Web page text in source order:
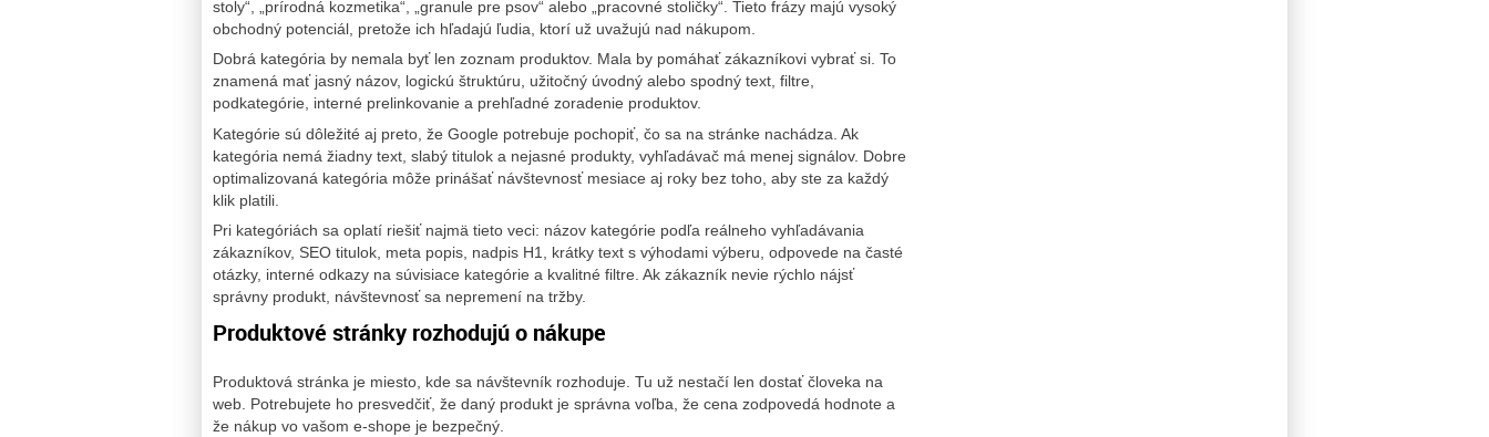
stoly“, „prírodná kozmetika“, „granule pre psov“ alebo „pracovné stoličky“. Tieto frázy majú vysoký
obchodný potenciál, pretože ich hľadajú ľudia, ktorí už uvažujú nad nákupom.
Dobrá kategória by nemala byť len zoznam produktov. Mala by pomáhať zákazníkovi vybrať si. To
znamená mať jasný názov, logickú štruktúru, užitočný úvodný alebo spodný text, filtre,
podkategórie, interné prelinkovanie a prehľadné zoradenie produktov.
Kategórie sú dôležité aj preto, že Google potrebuje pochopiť, čo sa na stránke nachádza. Ak
kategória nemá žiadny text, slabý titulok a nejasné produkty, vyhľadávač má menej signálov. Dobre
optimalizovaná kategória môže prinášať návštevnosť mesiace aj roky bez toho, aby ste za každý
klik platili.
Pri kategóriách sa oplatí riešiť najmä tieto veci: názov kategórie podľa reálneho vyhľadávania
zákazníkov, SEO titulok, meta popis, nadpis H1, krátky text s výhodami výberu, odpovede na časté
otázky, interné odkazy na súvisiace kategórie a kvalitné filtre. Ak zákazník nevie rýchlo nájsť
správny produkt, návštevnosť sa nepremení na tržby.
Produktové stránky rozhodujú o nákupe
Produktová stránka je miesto, kde sa návštevník rozhoduje. Tu už nestačí len dostať človeka na
web. Potrebujete ho presvedčiť, že daný produkt je správna voľba, že cena zodpovedá hodnote a
že nákup vo vašom e-shope je bezpečný.